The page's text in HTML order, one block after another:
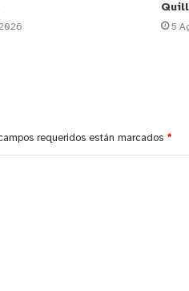
5
requeridos están marcados *